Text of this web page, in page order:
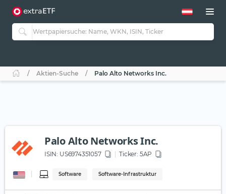
Aktien-Suche Palo Alto Networks Inc.
Palo Alto Networks Inc.
ISIN: US6974351057 Ticker: 5AP
Software Software-Infrastruktur